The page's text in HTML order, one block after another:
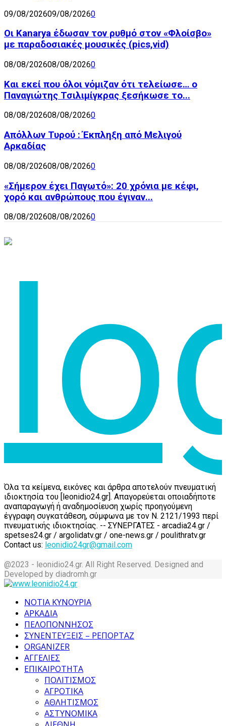
09/08/202609/08/20260
Οι Kanarya έδωσαν τον ρυθμό στον «Φλοίσβο»
με παραδοσιακές μουσικές (pics,vid)
08/08/202608/08/20260
Και εκεί που όλοι νόμιζαν ότι τελείωσε… ο
Παναγιώτης Τσιλιμίγκρας ξεσήκωσε το...
08/08/202608/08/20260
Απόλλων Τυρού : Έκπληξη από Μελιγού
Αρκαδίας
08/08/202608/08/20260
«Σήμερον έχει Παγωτό»: 20 χρόνια με κέφι,
χορό και ανθρώπους που έγιναν...
08/08/202608/08/20260
Όλα τα κείμενα, εικόνες και άρθρα αποτελούν πνευματική
ιδιοκτησία του [leonidio24.gr]. Απαγορεύεται οποιαδήποτε
αναπαραγωγή ή αναδημοσίευση χωρίς προηγούμενη
έγγραφη συγκατάθεση, σύμφωνα με τον Ν. 2121/1993 περί
πνευματικής ιδιοκτησίας. -- ΣΥΝΕΡΓΑΤΕΣ - arcadia24.gr /
spetses24.gr / argolidatv.gr / one-news.gr / poulithratv.gr
Contact us: leonidio24gr@gmail.com
@2023 - leonidio24.gr. All Right Reserved. Designed and
Developed by diadromh.gr
ΝΟΤΙΑ ΚΥΝΟΥΡΙΑ
ΑΡΚΑΔΙΑ
ΠΕΛΟΠΟΝΝΗΣΟΣ
ΣΥΝΕΝΤΕΥΞΕΙΣ – ΡΕΠΟΡΤΑΖ
ORGANIZER
ΑΓΓΕΛΙΕΣ
ΕΠΙΚΑΙΡΟΤΗΤΑ
ΠΟΛΙΤΙΣΜΟΣ
ΑΓΡΟΤΙΚΑ
ΑΘΛΗΤΙΣΜΟΣ
ΑΣΤΥΝΟΜΙΚΑ